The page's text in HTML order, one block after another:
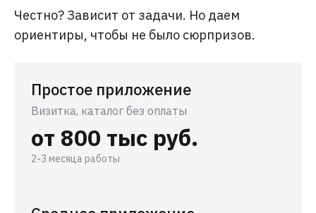
Честно? Зависит от задачи. Но даем
ориентиры, чтобы не было сюрпризов.
Простое приложение
Визитка, каталог без оплаты
от 800 тыс руб.
2-3 месяца работы